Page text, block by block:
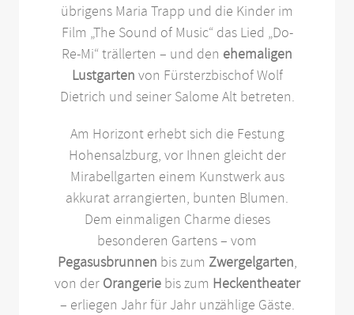
übrigens Maria Trapp und die Kinder im
Film „The Sound of Music“ das Lied „Do-
Re-Mi“ trällerten – und den ehemaligen
Lustgarten von Fürsterzbischof Wolf
Dietrich und seiner Salome Alt betreten.
Am Horizont erhebt sich die Festung
Hohensalzburg, vor Ihnen gleicht der
Mirabellgarten einem Kunstwerk aus
akkurat arrangierten, bunten Blumen.
Dem einmaligen Charme dieses
besonderen Gartens – vom
Pegasusbrunnen bis zum Zwergelgarten
von der Orangeriebis zum Heckentheater
– erliegen Jahr für Jahr unzählige Gäste.